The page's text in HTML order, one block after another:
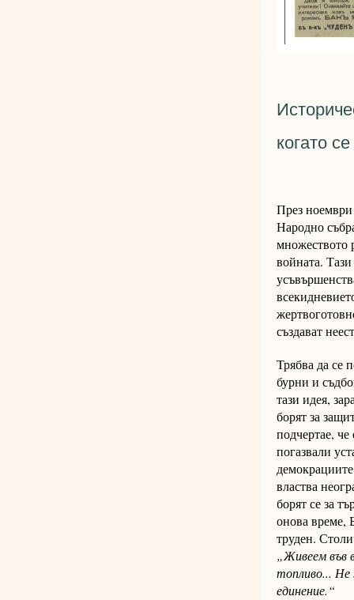
когато
През ноември
Народно
множеството
войната.
създават
Трябва да се
бурни и
тази идея,
борят за
подчертае,
погазвали
властва
борят се за
онова време,
труден.
„Живеем във
топливо... Не
единение.“